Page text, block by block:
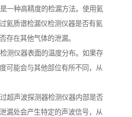
一种高精度的检漏方法。使用氦
氦质谱检漏仪检测仪器是否有氦
存在其他气体的泄漏。
测仪器表面的温度分布。如果存
可能会与其他部位有所不同，从
超声波探测器检测仪器内部是否
漏处会产生特定的声波信号，从